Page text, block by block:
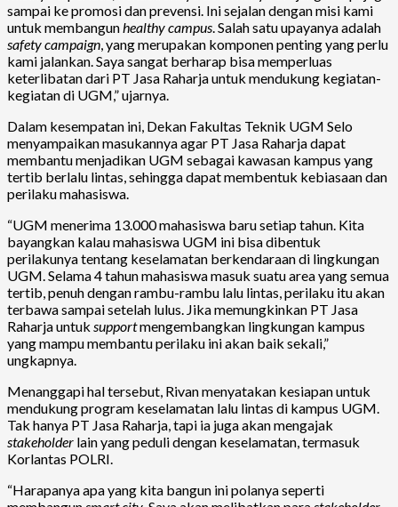
sampai ke promosi dan prevensi. Ini sejalan dengan misi kami
untuk membangunhealthy campus. Salah satu upayanya adalah
safety campaign, yang merupakan komponen penting yang perlu
kami jalankan. Saya sangat berharap bisa memperluas
keterlibatan dari PT Jasa Raharja untuk mendukung kegiatan-
kegiatan di UGM,” ujarnya.
Dalam kesempatan ini, Dekan Fakultas Teknik UGM Selo
menyampaikan masukannya agar PT Jasa Raharja dapat
membantu menjadikan UGM sebagai kawasan kampus yang
tertib berlalu lintas, sehingga dapat membentuk kebiasaan dan
perilaku mahasiswa.
“UGM menerima 13.000 mahasiswa baru setiap tahun. Kita
bayangkan kalau mahasiswa UGM ini bisa dibentuk
perilakunya tentang keselamatan berkendaraan di lingkungan
UGM. Selama 4 tahun mahasiswa masuk suatu area yang semua
tertib, penuh dengan rambu-rambu lalu lintas, perilaku itu akan
terbawa sampai setelah lulus. Jika memungkinkan PT Jasa
Raharja untuk supportmengembangkan lingkungan kampus
yang mampu membantu perilaku ini akan baik sekali,”
ungkapnya.
Menanggapi hal tersebut, Rivan menyatakan kesiapan untuk
mendukung program keselamatan lalu lintas di kampus UGM.
Tak hanya PT Jasa Raharja, tapi ia juga akan mengajak
stakeholder lain yang peduli dengan keselamatan, termasuk
Korlantas POLRI.
“Harapanya apa yang kita bangun ini polanya seperti